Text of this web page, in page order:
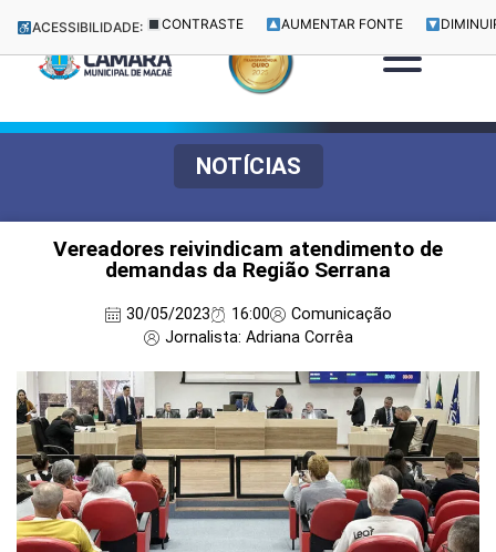
ACESSIBILIDADE: CONTRASTE AUMENTAR FONTE
NOTÍCIAS
Vereadores reivindicam atendimento de
demandas da Região Serrana
30/05/2023 16:00
Comunicação
Jornalista: Adriana Corrêa